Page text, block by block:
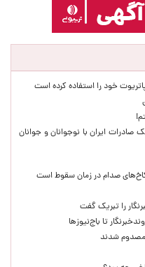
صادرات ایران با نوجوانان و جوانان
صدام در زمان سقوط است
را تبریک گفت
تا باج‌نیوزها